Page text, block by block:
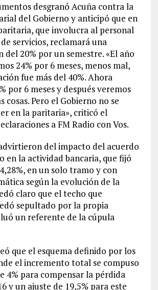
desgranó Acuña contra la
del Gobierno y anticipó que en
que involucra al personal
servicios, reclamará una
del 20% por un semestre. «El año
24% por 6 meses, menos mal,
fue más del 40%. Ahora
por 6 meses y después veremos
cosas. Pero el Gobierno no se
en la paritaria», criticó el
a FM Radio con Vos.
del impacto del acuerdo
en la actividad bancaria, que fijó
en un solo tramo y con
según la evolución de la
claro que el techo que
sepultado por la propia
un referente de la cúpula
que el esquema definido por los
el incremento total se compuso
4% para compensar la pérdida
y un ajuste de 19,5% para este